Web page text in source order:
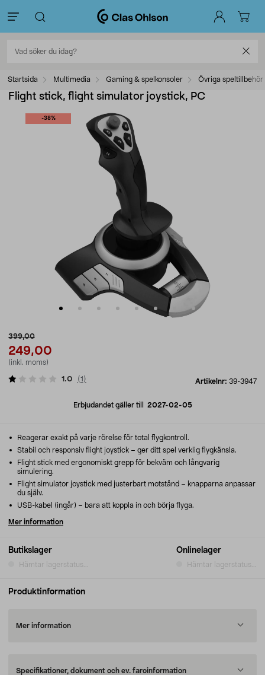
Startsida Multimedia Gaming & spelkonsoler Övriga speltillbehör
Flight stick, flight simulator joystick, PC
-38%
399,00
249,00
(inkl. moms)
Artikelnr: 39-3947
1.0 (1 )
Erbjudandet gäller till 2027-02-05
Butikslager
Hämtar lagerstatus...
Onlinelager
Hämtar lagerstatus...
Reagerar exakt på varje rörelse för total flygkontroll.
Stabil och responsiv flight joystick – ger ditt spel verklig flygkänsla.
Flight stick med ergonomiskt grepp för bekväm och långvarig
simulering.
Flight simulator joystick med justerbart motstånd – knapparna anpassar
du själv.
USB-kabel (ingår) – bara att koppla in och börja flyga.
Mer information
Produktinformation
Mer information
Specifikationer, dokument och ev. faroinformation